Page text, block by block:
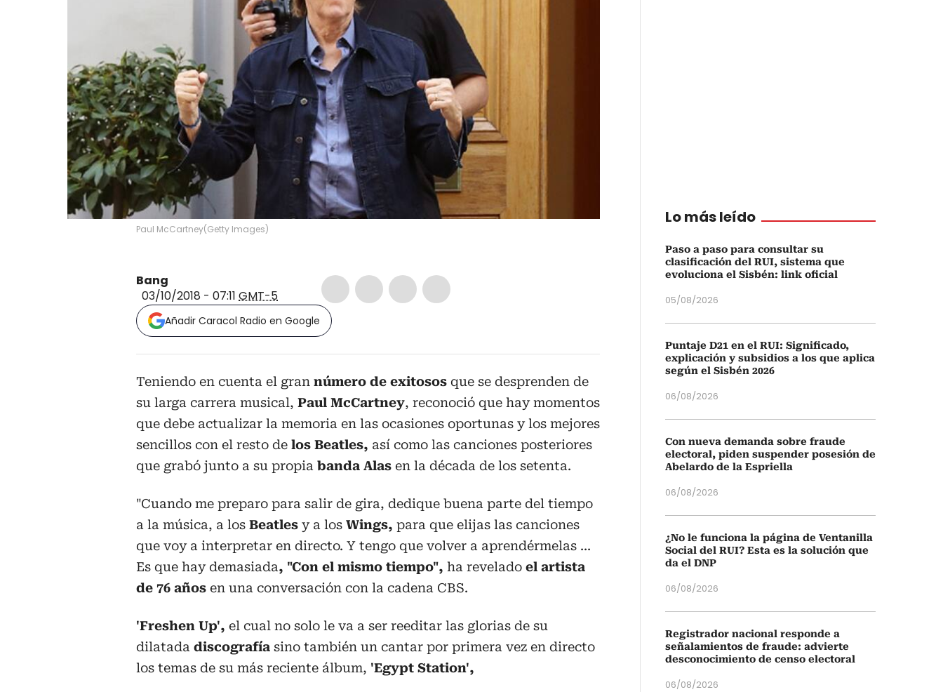
Paul McCartney(Getty Images)
Bang
03/10/2018 - 07:11 GMT-5
Añadir Caracol Radio en Google
Teniendo en cuenta el gran número de exitosos que se desprenden de
su larga carrera musical, Paul McCartney, reconoció que hay momentos
que debe actualizar la memoria en las ocasiones oportunas y los mejores
sencillos con el resto de los Beatles, así como las canciones posteriores
que grabó junto a su propia banda Alas en la década de los setenta.
"Cuando me preparo para salir de gira, dedique buena parte del tiempo
a la música, a los Beatles y a los Wings, para que elijas las canciones
que voy a interpretar en directo. Y tengo que volver a aprendérmelas ...
Es que hay demasiada, "Con el mismo tiempo", ha revelado el artista
de 76 años en una conversación con la cadena CBS.
'Freshen Up', el cual no solo le va a ser reeditar las glorias de su
dilatada discografía sino también un cantar por primera vez en directo
los temas de su más reciente álbum, 'Egypt Station',
Lo más leído
Paso a paso para consultar su
clasificación del RUI, sistema que
evoluciona el Sisbén: link oficial
05/08/2026
Puntaje D21 en el RUI: Significado,
explicación y subsidios a los que aplica
según el Sisbén 2026
06/08/2026
Con nueva demanda sobre fraude
electoral, piden suspender posesión de
Abelardo de la Espriella
06/08/2026
¿No le funciona la página de Ventanilla
Social del RUI? Esta es la solución que
da el DNP
06/08/2026
Registrador nacional responde a
señalamientos de fraude: advierte
desconocimiento de censo electoral
06/08/2026